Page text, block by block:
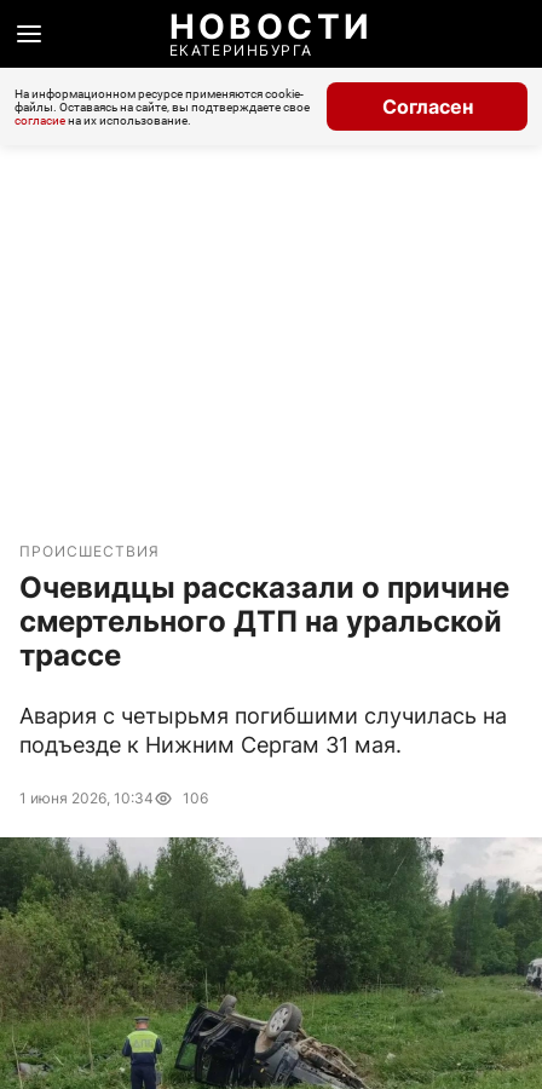
НОВОСТИ
ЕКАТЕРИНБУРГА
На информационном ресурсе применяются cookie-
файлы. Оставаясь на сайте, вы подтверждаете свое
согласиена их использование.
Согласен
ПРОИСШЕСТВИЯ
Очевидцы рассказали о причине
смертельного ДТП на уральской
трассе
Авария с четырьмя погибшими случилась на
подъезде к Нижним Сергам 31 мая.
1 июня 2026, 10:34 106